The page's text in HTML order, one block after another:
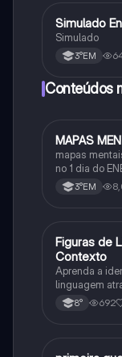
Outros
Simulado
Simulado
3°EM
Conteúdos
Português
MAPAS
mapas
no 1 dia do
3°EM
FPortuguês
Figuras de
Contexto
Aprenda a
linguagem
8° 692